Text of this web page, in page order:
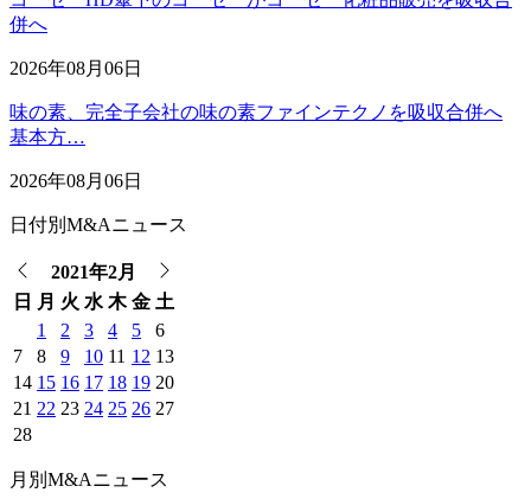
併へ
2026年08月06日
味の素、完全子会社の味の素ファインテクノを吸収合併へ
基本方…
2026年08月06日
日付別M&Aニュース
2021年2月
日
月 火 水 木 金 土
1
2 3 4 5
6
7
8 9 10 11 12 13
14 15 16 17 18 19 20
21 22 23 24 25 26 27
28
月別M&Aニュース